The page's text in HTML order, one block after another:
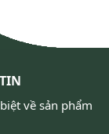
về sản phẩm